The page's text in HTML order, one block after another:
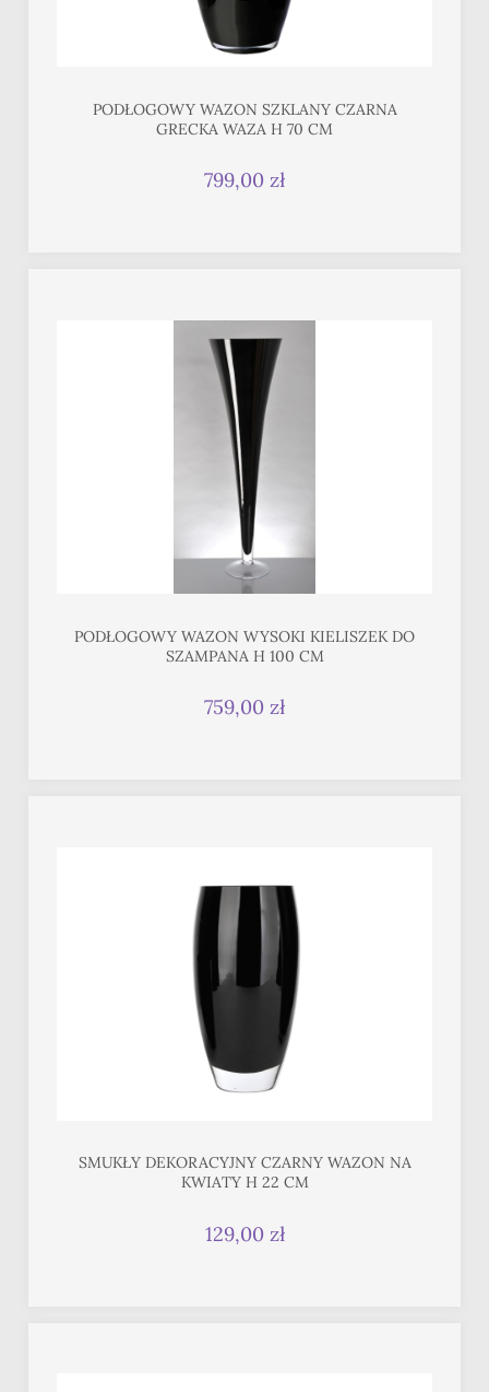
PODŁOGOWY WAZON SZKLANY CZARNA
GRECKA WAZA H 70 CM
799,00 zł
PODŁOGOWY WAZON WYSOKI KIELISZEK DO
SZAMPANA H 100 CM
759,00 zł
SMUKŁY DEKORACYJNY CZARNY WAZON NA
KWIATY H 22 CM
129,00 zł